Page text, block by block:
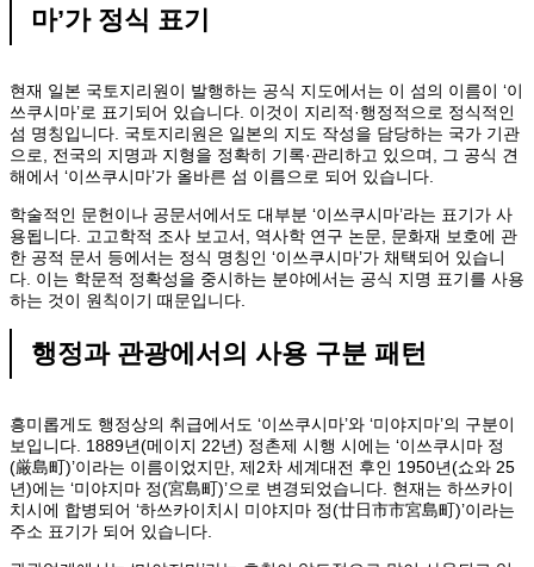
마’가 정식 표기
현재 일본 국토지리원이 발행하는 공식 지도에서는 이 섬의 이름이 ‘이
쓰쿠시마’로 표기되어 있습니다. 이것이 지리적·행정적으로 정식적인
섬 명칭입니다. 국토지리원은 일본의 지도 작성을 담당하는 국가 기관
으로, 전국의 지명과 지형을 정확히 기록·관리하고 있으며, 그 공식 견
해에서 ‘이쓰쿠시마’가 올바른 섬 이름으로 되어 있습니다.
학술적인 문헌이나 공문서에서도 대부분 ‘이쓰쿠시마’라는 표기가 사
용됩니다. 고고학적 조사 보고서, 역사학 연구 논문, 문화재 보호에 관
한 공적 문서 등에서는 정식 명칭인 ‘이쓰쿠시마’가 채택되어 있습니
다. 이는 학문적 정확성을 중시하는 분야에서는 공식 지명 표기를 사용
하는 것이 원칙이기 때문입니다.
행정과 관광에서의 사용 구분 패턴
흥미롭게도 행정상의 취급에서도 ‘이쓰쿠시마’와 ‘미야지마’의 구분이
보입니다. 1889년(메이지 22년) 정촌제 시행 시에는 ‘이쓰쿠시마 정
(厳島町)’이라는 이름이었지만, 제2차 세계대전 후인 1950년(쇼와 25
년)에는 ‘미야지마 정(宮島町)’으로 변경되었습니다. 현재는 하쓰카이
치시에 합병되어 ‘하쓰카이치시 미야지마 정(廿日市市宮島町)’이라는
주소 표기가 되어 있습니다.